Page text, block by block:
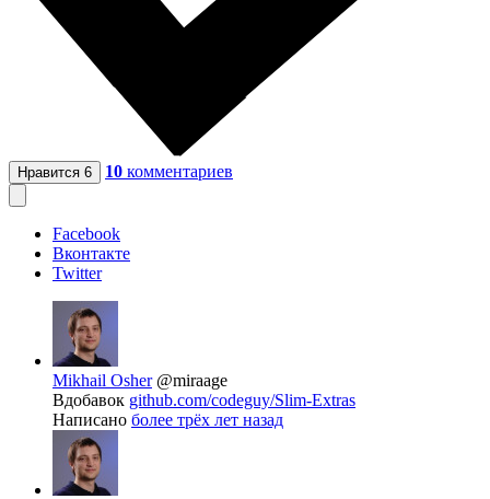
Нравится 6 10 комментариев
Facebook
Вконтакте
Twitter
Mikhail Osher @miraage
Вдобавок github.com/codeguy/Slim-Extras
Написано более трёх лет назад